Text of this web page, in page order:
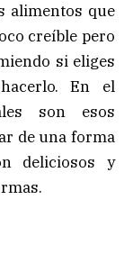
alimentos que
creíble pero
si eliges
En el
son esos
de una forma
deliciosos y